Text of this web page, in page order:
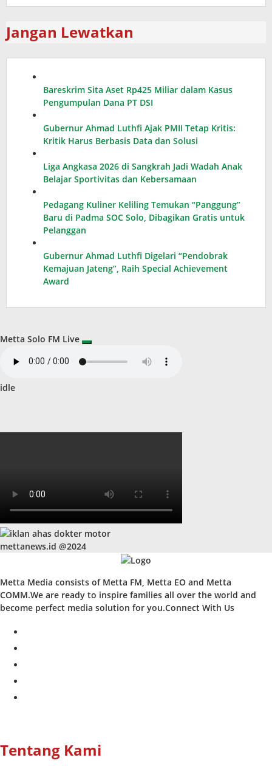
Jangan Lewatkan
Bareskrim Sita Aset Rp425 Miliar dalam Kasus
Pengumpulan Dana PT DSI
Gubernur Ahmad Luthfi Ajak PMII Tetap Kritis:
Kritik Harus Berbasis Data dan Solusi
Liga Angkasa 2026 di Sangkrah Jadi Wadah Anak
Belajar Sportivitas dan Kebersamaan
Pedagang Kuliner Keliling Temukan “Panggung”
Baru di Padma SOC Solo, Dibagikan Gratis untuk
Pelanggan
Gubernur Ahmad Luthfi Digelari “Pendobrak
Kemajuan Jateng”, Raih Special Achievement
Award
Metta Solo FM Live
idle
mettanews.id @2024
Metta Media consists of Metta FM, Metta EO and Metta
COMM.We are ready to inspire families all over the world and
become perfect media solution for you.Connect With Us
Tentang Kami